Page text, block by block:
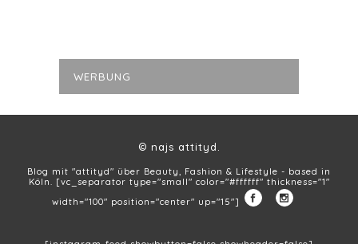
WERBUNG
© najs attityd.
Blog mit "attityd" über Beauty, Fashion & Lifestyle - based in
Köln. [vc_separator type="small" color="#ffffff" thickness="1"
width="100" position="center" up="15"]